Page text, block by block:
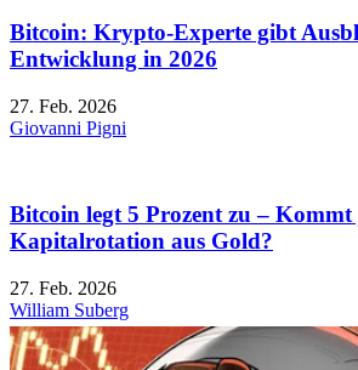
Bitcoin: Krypto-Experte gibt
Entwicklung in 2026
27. Feb. 2026
Giovanni Pigni
Bitcoin legt 5 Prozent zu – Kommt
Kapitalrotation aus Gold?
27. Feb. 2026
William Suberg